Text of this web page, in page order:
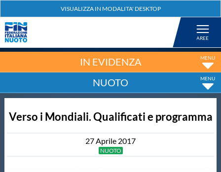
Nuoto
Tuffi
IN EVIDENZA
NUOTO
Verso i Mondiali. Qualificati e programma
27Aprile 2017
NUOTO